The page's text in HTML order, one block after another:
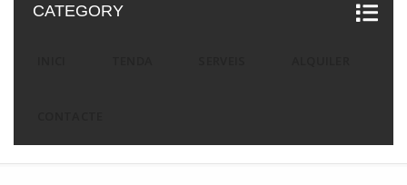
CATEGORY